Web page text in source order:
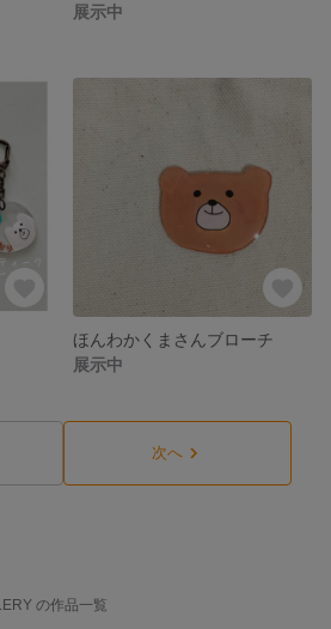
展示中
ほんわかくまさんブローチ
展示中
次へ
の作品一覧